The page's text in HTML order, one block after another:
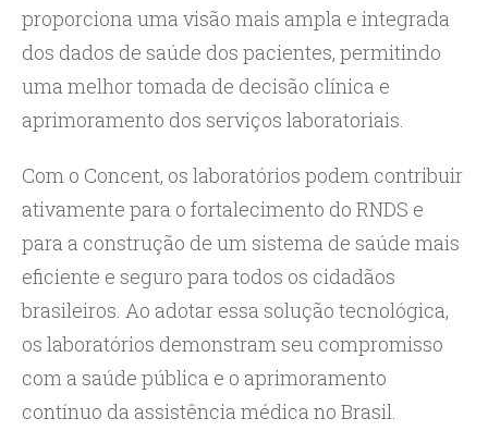
proporciona uma visão mais ampla e integrada
dos dados de saúde dos pacientes, permitindo
uma melhor tomada de decisão clínica e
aprimoramento dos serviços laboratoriais.
Com o Concent, os laboratórios podem contribuir
ativamente para o fortalecimento do RNDS e
para a construção de um sistema de saúde mais
eficiente e seguro para todos os cidadãos
brasileiros. Ao adotar essa solução tecnológica,
os laboratórios demonstram seu compromisso
com a saúde pública e o aprimoramento
contínuo da assistência médica no Brasil.